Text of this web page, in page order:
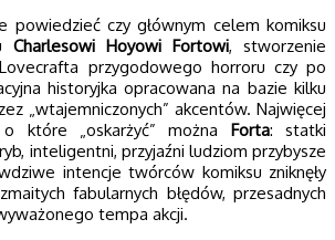
powiedzieć czy głównym celem komiksu
Charlesowi Hoyowi Fortowi, stworzenie
przygodowego horroru czy po
historyjka opracowana na bazie kilku
„wtajemniczonych” akcentów. Najwięcej
które „oskarżyć” można Forta: statki
inteligentni, przyjaźni ludziom przybysze
intencje twórców komiksu zniknęły
fabularnych błędów, przesadnych
tempa akcji.